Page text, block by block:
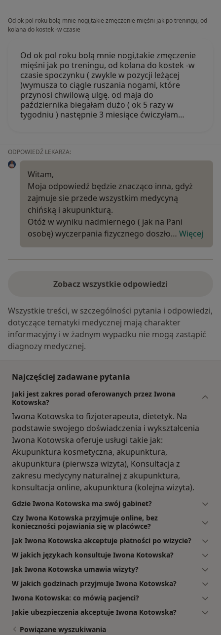
Od ok pol roku bolą mnie nogi,takie zmęczenie mięśni jak po treningu, od
kolana do kostek -w czasie
Od ok pol roku bolą mnie nogi,takie zmęczenie
mięśni jak po treningu, od kolana do kostek -w
czasie spoczynku ( zwykle w pozycji leżącej
)wymusza to ciągle ruszania nogami, które
przynosi chwilową ulgę. od maja do
października biegałam dużo ( ok 5 razy w
tygodniu ) następnie 3 miesiące ćwiczyłam…
ODPOWIEDŹ LEKARZA:
Witam,
Moja odpowiedź będzie znacząco inna, gdyż
zajmuje sie przede wszystkim medycyną
chińską i akupunkturą.
Otóż w wyniku nadmiernego ( jak na Pani
osobę) wyczerpania fizycznego doszło… Więcej
Zobacz wszystkie odpowiedzi
Wszystkie treści, w szczególności pytania i odpowiedzi,
dotyczące tematyki medycznej mają charakter
informacyjny i w żadnym wypadku nie mogą zastąpić
diagnozy medycznej.
Najczęściej zadawane pytania
Jaki jest zakres porad oferowanych przez Iwona
Kotowska?
Iwona Kotowska to fizjoterapeuta, dietetyk. Na
podstawie swojego doświadczenia i wykształcenia
Iwona Kotowska oferuje usługi takie jak:
Akupunktura kosmetyczna, akupunktura,
akupunktura (pierwsza wizyta), Konsultacja z
zakresu medycyny naturalnej z akupunktura,
konsultacja online, akupunktura (kolejna wizyta).
Gdzie Iwona Kotowska ma swój gabinet?
Czy Iwona Kotowska przyjmuje online, bez
konieczności pojawiania się w placówce?
Jak Iwona Kotowska akceptuje płatności po wizycie?
W jakich językach konsultuje Iwona Kotowska?
Jak Iwona Kotowska umawia wizyty?
W jakich godzinach przyjmuje Iwona Kotowska?
Iwona Kotowska: co mówią pacjenci?
Jakie ubezpieczenia akceptuje Iwona Kotowska?
Powiązane wyszukiwania